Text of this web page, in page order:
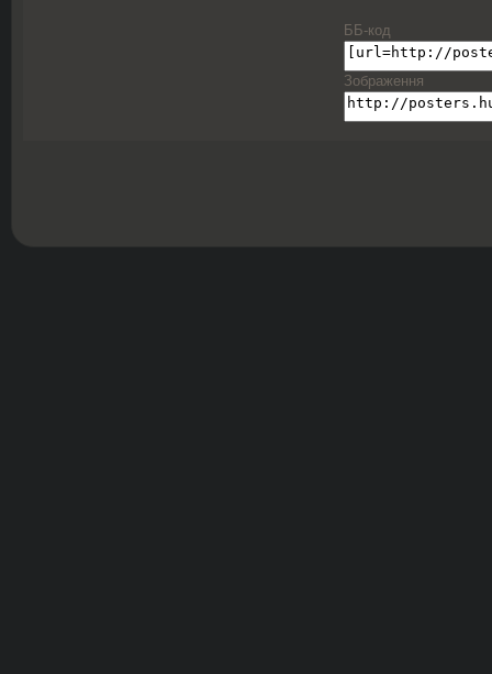
ББ-код
Зображення